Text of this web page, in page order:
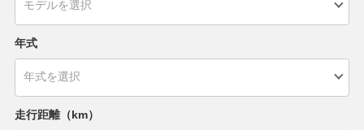
年式
走行距離（km）